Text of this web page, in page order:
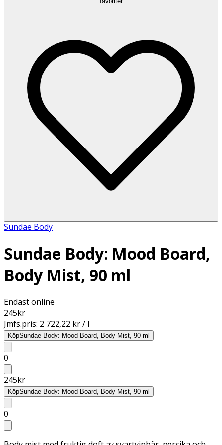
Sundae Body
Sundae Body: Mood Board,
Body Mist, 90 ml
Endast online
245kr
Jmfs.pris: 2 722,22 kr / l
KöpSundae Body: Mood Board, Body Mist, 90 ml
0
245kr
KöpSundae Body: Mood Board, Body Mist, 90 ml
0